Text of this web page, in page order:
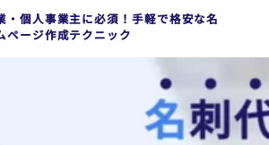
・個人事業主に必須！手軽で格安な名
ページ作成テクニック